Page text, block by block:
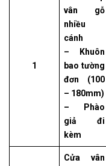
1
vân gỗ
nhiều
cánh
– Khuôn
bao tường
đơn (100
– 180mm)
– Phào
giả đi
kèm
Cửa vân